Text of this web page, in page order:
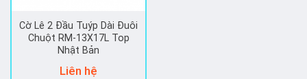
Cờ Lê 2 Đầu Tuýp Dài Đuôi
Chuột RM-13X17L Top
Nhật Bản
Liên hệ